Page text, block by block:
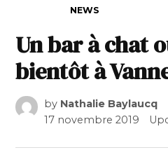
NEWS
Un bar à chat
bientôt à
by Nathalie Baylaucq
17 novembre 2019